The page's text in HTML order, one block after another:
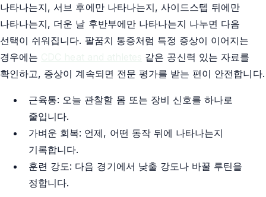
나타나는지, 서브 후에만 나타나는지, 사이드스텝 뒤에만
나타나는지, 더운 날 후반부에만 나타나는지 나누면 다음
선택이 쉬워집니다. 팔꿈치 통증처럼 특정 증상이 이어지는
경우에는
같은 공신력 있는 자료를
확인하고, 증상이 계속되면 전문 평가를 받는 편이 안전합니다.
근육통: 오늘 관찰할 몸 또는 장비 신호를 하나로
줄입니다.
가벼운 회복: 언제, 어떤 동작 뒤에 나타나는지
기록합니다.
훈련 강도: 다음 경기에서 낮출 강도나 바꿀 루틴을
정합니다.